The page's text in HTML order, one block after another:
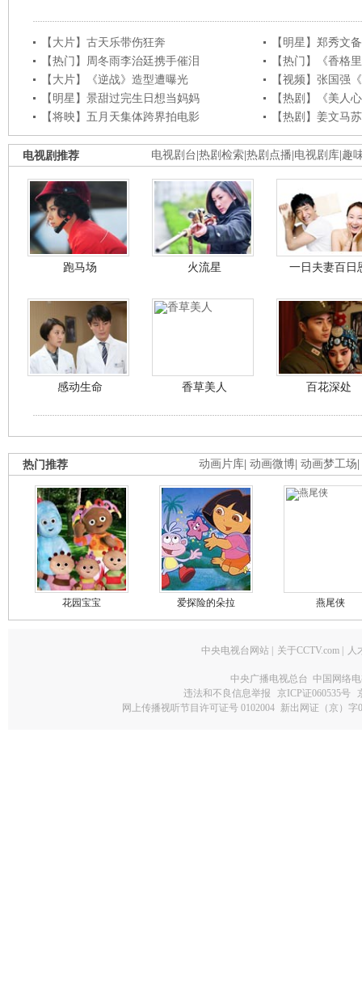
【大片】古天乐带伤狂奔
【明星】郑秀文
【热门】周冬雨李治廷携手催泪
【热门】《香格
【大片】《逆战》造型遭曝光
【视频】张国强
【明星】景甜过完生日想当妈妈
【热剧】《美人
【将映】五月天集体跨界拍电影
【热剧】姜文马
电视剧台 热剧检索 热剧点播 电视剧库 趣
电视剧推荐
跑马场 火流星 一日夫妻百日
感动生命 香草美人 百花深处
动画片库 动画微博 动画梦工场
热门推荐
花园宝宝 爱探险的朵拉 燕尾侠
中央电视台网站 关于CCTV.com 人
中央广播电视总台 中国网络
违法和不良信息举报
京ICP证060535号
网上传播视听节目许可证号 0102004 新出网证（京）